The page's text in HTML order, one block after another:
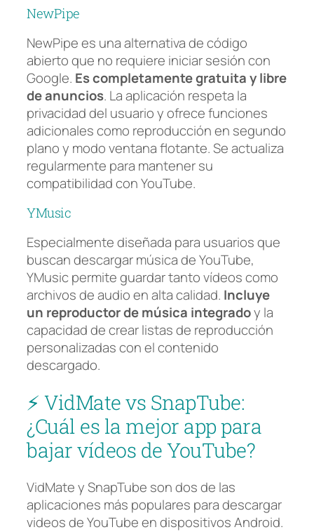
NewPipe
NewPipe es una alternativa de código
abierto que no requiere iniciar sesión con
Google. Es completamente gratuita y libre
de anuncios. La aplicación respeta la
privacidad del usuario y ofrece funciones
adicionales como reproducción en segundo
plano y modo ventana flotante. Se actualiza
regularmente para mantener su
compatibilidad con YouTube.
YMusic
Especialmente diseñada para usuarios que
buscan descargar música de YouTube,
YMusic permite guardar tanto vídeos como
archivos de audio en alta calidad. Incluye
un reproductor de música integradoy la
capacidad de crear listas de reproducción
personalizadas con el contenido
descargado.
⚡ VidMate vs SnapTube:
¿Cuál es la mejor app para
bajar vídeos de YouTube?
VidMate y SnapTube son dos de las
aplicaciones más populares para descargar
videos de YouTube en dispositivos Android.